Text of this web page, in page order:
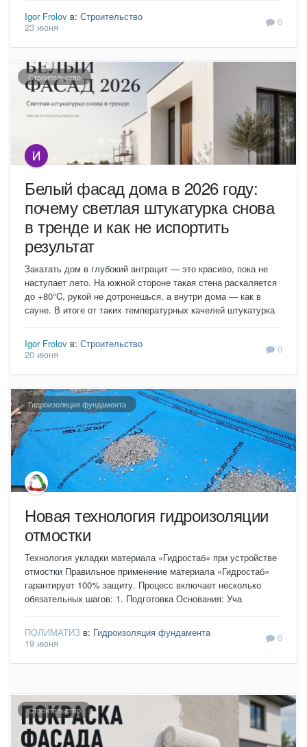
Igor Frolov в: Строительство
23 июня
0
Строительство
Белый фасад дома в 2026 году:
почему светлая штукатурка снова
в тренде и как не испортить
результат
Закатать дом в глубокий антрацит — это красиво, пока не
наступает лето. На южной стороне такая стена раскаляется
до +80°C, рукой не дотронешься, а внутри дома — как в
сауне. В итоге от таких температурных качелей штукатурка
Igor Frolov в: Строительство
20 июня
0
Гидроизоляция фундамента
Новая технология гидроизоляции
отмостки
Технология укладки материала «Гидростаб» при устройстве
отмостки Правильное применение материала «Гидростаб»
гарантирует 100% защиту. Процесс включает несколько
обязательных шагов: 1. Подготовка Основания: Уча
ПОЛИМАТИЗ в: Гидроизоляция фундамента
19 июня
0
Строительство